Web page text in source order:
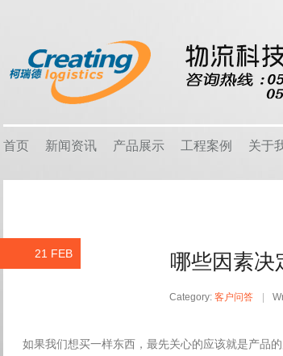
首页 新闻资讯
公司新闻
产品展示
智能仓储
工程案例
企业客户
关于
公
21 FEB 哪些因素决
Category: 客户问答
如果我们想买一样东西，最先关心的应该就是产品